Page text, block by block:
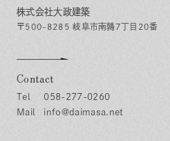
株式会社大政建築
〒500-8285 岐阜市南鶉7丁目20番
Contact
058-277-0260
info@daimasa.net